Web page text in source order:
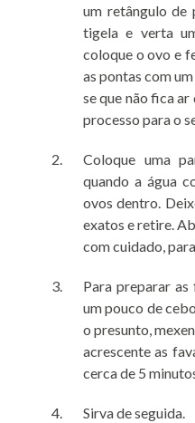
um retângulo de
tigela e verta
coloque o ovo e
as pontas com
se que não fica
processo para o
Coloque uma
quando a água
ovos dentro.
exatos e retire.
com cuidado,
Para preparar
um pouco de
o presunto,
acrescente as
cerca de 5
Sirva de seguida.